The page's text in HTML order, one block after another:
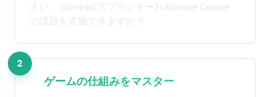
さい。 Sprunki(スプランキー) Ultimate Deluxe
の課題を克服できますか？
2
ゲームの仕組みをマスター